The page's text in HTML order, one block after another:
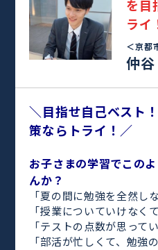
を目
ライ
＜京都
仲
＼目指せ自己ベスト
策ならトライ！／
お子さまの学習でこの
んか？
「夏の間に勉強を全然し
「授業についていけなく
「テストの点数が思って
「部活が忙しくて、勉強